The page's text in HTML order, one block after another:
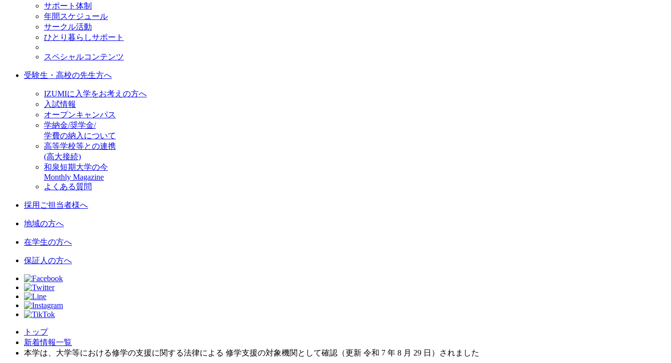
サポート体制
年間スケジュール
サークル活動
ひとり暮らしサポート
スペシャルコンテンツ
受験生・高校の先生方へ
IZUMIに入学をお考えの方へ
入試情報
オープンキャンパス
学納金/奨学金/
学費の納入について
高等学校等との連携
(高大接続)
和泉短期大学の今
Monthly Magazine
よくある質問
採用ご担当者様へ
地域の方へ
在学生の方へ
保証人の方へ
トップ
新着情報一覧
本学は、大学等における修学の支援に関する法律による 修学支援の対象機関として確認（更新 令和 7 年 8 月 29 日）されました